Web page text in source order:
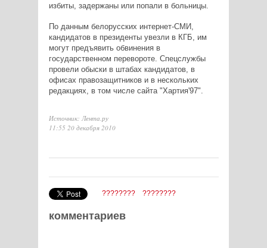
избиты, задержаны или попали в больницы.
По данным белорусских интернет-СМИ,
кандидатов в президенты увезли в КГБ, им
могут предъявить обвинения в
государственном перевороте. Спецслужбы
провели обыски в штабах кандидатов, в
офисах правозащитников и в нескольких
редакциях, в том числе сайта "Хартия'97".
Источник: Лента.ру
11:55 20 декабря 2010
???????? ????????
комментариев